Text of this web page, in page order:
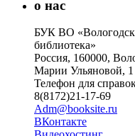
о нас
БУК ВО
библиотека»
Россия, 160000,
Марии Ульяновой, 1
Телефон для
8(8172)21-17-69
Adm@booksite.ru
ВКонтакте